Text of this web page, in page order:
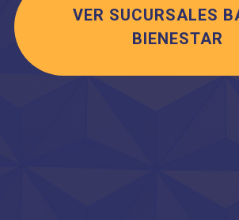
VER SUCURSALES
BIENESTAR